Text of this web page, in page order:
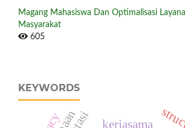
Magang Mahasiswa Dan Optimalisasi
Masyarakat
605
KEYWORDS
kerjasama